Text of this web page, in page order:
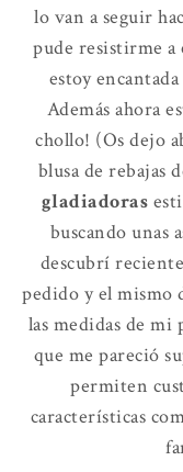
lo van a seguir
pude resistirme a
estoy
Además ahora
chollo! (Os dejo
blusa de rebajas
gladiadoras
buscando unas
descubrí
pedido y el mismo
las medidas de mi
que me pareció
permiten
características